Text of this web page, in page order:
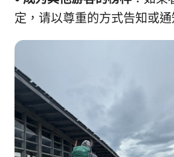
定，请以尊重的方式告知或通